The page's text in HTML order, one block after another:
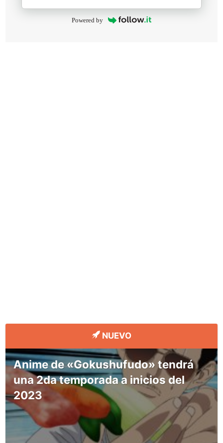
Powered by
NUEVO
Anime de «Gokushufudo» tendrá
una 2da temporada a inicios del
2023